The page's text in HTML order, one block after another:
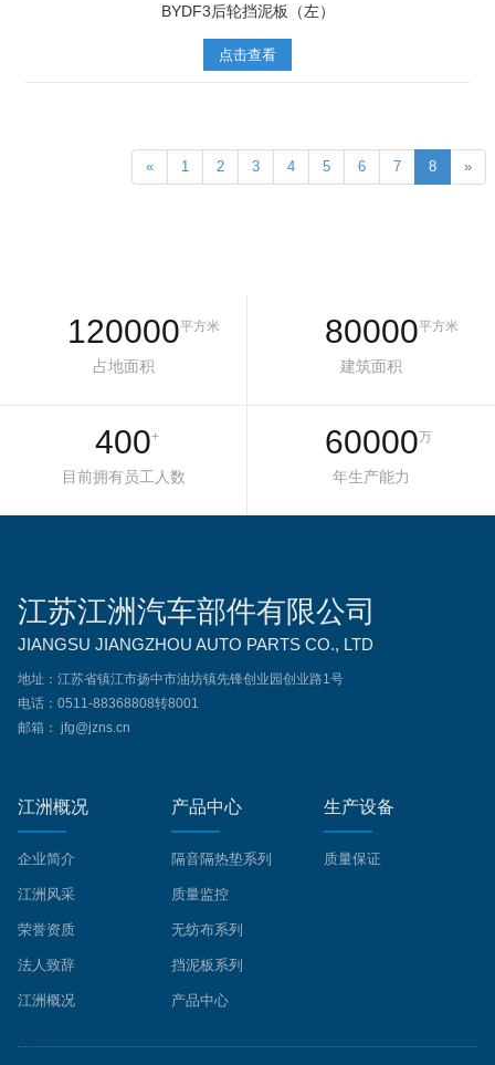
BYDF3后轮挡泥板（左）
点击查看
« 1 2 3 4 5 6 7 8 »
120000平方米
占地面积
80000平方米
建筑面积
400+
目前拥有员工人数
60000万
年生产能力
江苏江洲汽车部件有限公司
JIANGSU JIANGZHOU AUTO PARTS CO., LTD
地址：江苏省镇江市扬中市油坊镇先锋创业园创业路1号
电话：0511-88368808转8001
邮箱： jfg@jzns.cn
江洲概况
企业简介
江洲风采
荣誉资质
法人致辞
江洲概况
产品中心
隔音隔热垫系列
质量监控
无纺布系列
挡泥板系列
产品中心
生产设备
质量保证